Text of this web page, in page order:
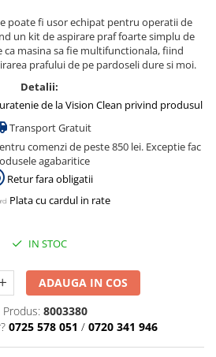
poate fi usor echipat pentru operatii de
un kit de aspirare praf foarte simplu de
ca masina sa fie multifunctionala, fiind
prafului de pe pardoseli dure si moi.
Detalii:
de la Vision Clean privind produsul
Transport Gratuit
comenzi de peste 850 lei. Exceptie fac
agabaritice
Retur fara obligatii
Plata cu cardul in rate
IN STOC
ADAUGA IN COS
Produs: 8003380
0725 578 051 / 0720 341 946